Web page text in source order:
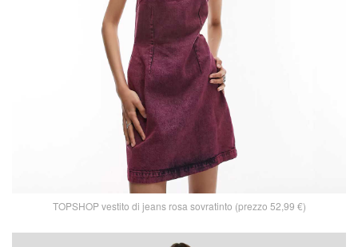
TOPSHOP vestito di jeans rosa sovratinto (prezzo 52,99 €)